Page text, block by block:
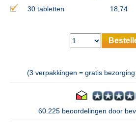
30 tabletten 18,74
(3 verpakkingen = gratis
60.225 beoordelingen door